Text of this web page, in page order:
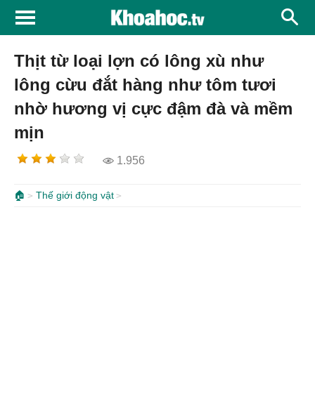
Thịt từ loại lợn có lông xù như
lông cừu đắt hàng như tôm tươi
nhờ hương vị cực đậm đà và mềm
mịn
1.956
🏠 Thế giới động vật